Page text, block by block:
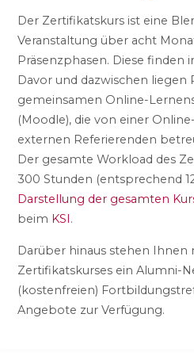
Der Zertifikatskurs ist eine
Veranstaltung über acht
Präsenzphasen. Diese finden
Davor und dazwischen liegen
gemeinsamen Online-
(Moodle), die von einer
externen Referierenden
Der gesamte Workload des
300 Stunden (entsprechend 12
Darstellung der gesamten
beim KSI.
Darüber hinaus stehen Ihnen
Zertifikatskurses ein Alumni-
(kostenfreien)
Angebote zur Verfügung.